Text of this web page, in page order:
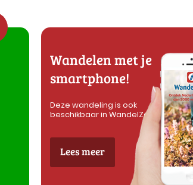
Wandelen met je
smartphone!
Deze wandeling is ook
beschikbaar in WandelZapp
Lees meer